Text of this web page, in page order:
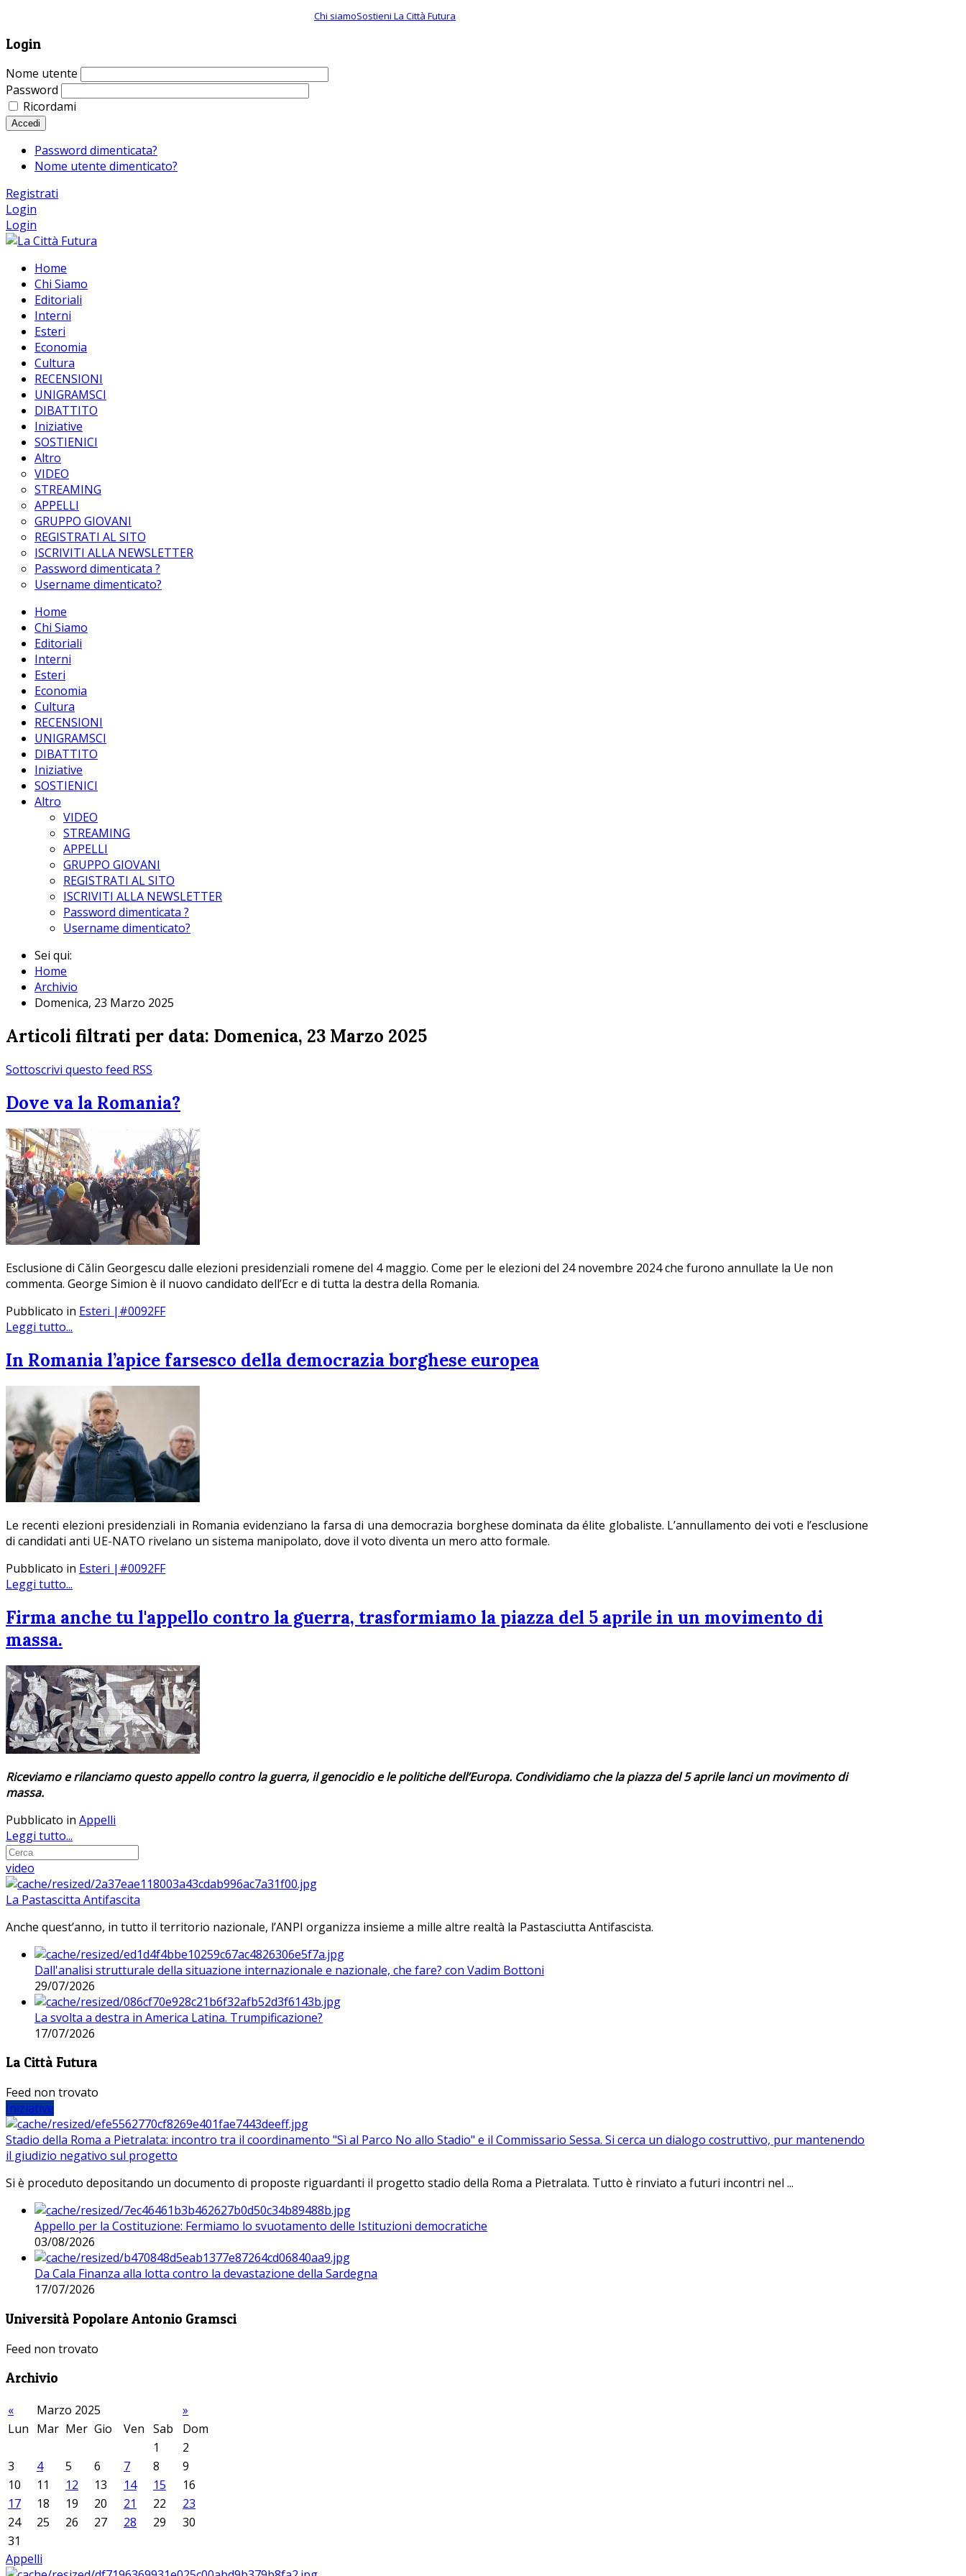
Chi siamoSostieni La Città Futura
Login
Nome utente
Password
Ricordami
Accedi
Password dimenticata?
Nome utente dimenticato?
Registrati
Login
Login
Home
Chi Siamo
Editoriali
Interni
Esteri
Economia
Cultura
RECENSIONI
UNIGRAMSCI
DIBATTITO
Iniziative
SOSTIENICI
Altro
VIDEO
STREAMING
APPELLI
GRUPPO GIOVANI
REGISTRATI AL SITO
ISCRIVITI ALLA NEWSLETTER
Password dimenticata ?
Username dimenticato?
Home
Chi Siamo
Editoriali
Interni
Esteri
Economia
Cultura
RECENSIONI
UNIGRAMSCI
DIBATTITO
Iniziative
SOSTIENICI
Altro
VIDEO
STREAMING
APPELLI
GRUPPO GIOVANI
REGISTRATI AL SITO
ISCRIVITI ALLA NEWSLETTER
Password dimenticata ?
Username dimenticato?
Sei qui:
Home
Archivio
Domenica, 23 Marzo 2025
Articoli filtrati per data: Domenica, 23 Marzo 2025
Sottoscrivi questo feed RSS
Dove va la Romania?
Esclusione di Călin Georgescu dalle elezioni presidenziali romene del 4 maggio. Come per le elezioni del 24 novembre 2024 che furono annullate la Ue non
commenta. George Simion è il nuovo candidato dell’Ecr e di tutta la destra della Romania.
Pubblicato in Esteri |#0092FF
Leggi tutto...
In Romania l’apice farsesco della democrazia borghese europea
Le recenti elezioni presidenziali in Romania evidenziano la farsa di una democrazia borghese dominata da élite globaliste. L’annullamento dei voti e l’esclusione
di candidati anti UE-NATO rivelano un sistema manipolato, dove il voto diventa un mero atto formale.
Pubblicato in Esteri |#0092FF
Leggi tutto...
Firma anche tu l'appello contro la guerra, trasformiamo la piazza del 5 aprile in un movimento di
massa.
Riceviamo e rilanciamo questo appello contro la guerra, il genocidio e le politiche dell’Europa. Condividiamo che la piazza del 5 aprile lanci un movimento di
massa.
Pubblicato in Appelli
Leggi tutto...
video
La Pastascitta Antifascita
Anche quest’anno, in tutto il territorio nazionale, l’ANPI organizza insieme a mille altre realtà la Pastasciutta Antifascista.
Dall'analisi strutturale della situazione internazionale e nazionale, che fare? con Vadim Bottoni
29/07/2026
La svolta a destra in America Latina. Trumpificazione?
17/07/2026
La Città Futura
Feed non trovato
Iniziative
Stadio della Roma a Pietralata: incontro tra il coordinamento "Sì al Parco No allo Stadio" e il Commissario Sessa. Si cerca un dialogo costruttivo, pur mantenendo
il giudizio negativo sul progetto
Si è proceduto depositando un documento di proposte riguardanti il progetto stadio della Roma a Pietralata. Tutto è rinviato a futuri incontri nel ...
Appello per la Costituzione: Fermiamo lo svuotamento delle Istituzioni democratiche
03/08/2026
Da Cala Finanza alla lotta contro la devastazione della Sardegna
17/07/2026
Università Popolare Antonio Gramsci
Feed non trovato
Archivio
« Marzo 2025
»
Lun Mar Mer Gio Ven Sab
Dom
1
2
3
4 5 6 7 8
9
10
11 12 13 14 15
16
17
18 19 20 21 22
23
24
25 26 27 28 29
30
31
Appelli